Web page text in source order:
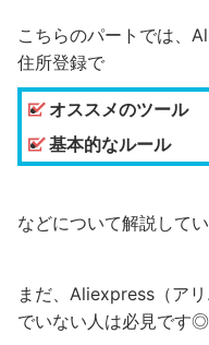
こちらのパートでは、
住所登録で
オススメのツール
基本的なルール
などについて解説してい
まだ、Aliexpress（ア
でいない人は必見です◎